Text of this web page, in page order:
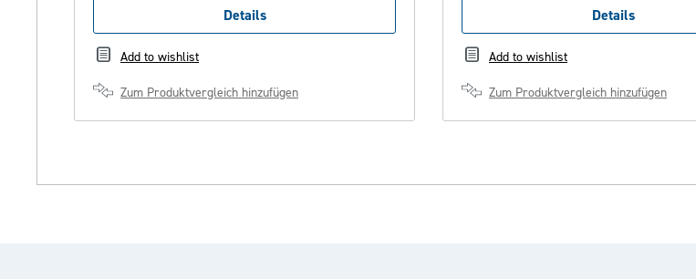
Details
Add to wishlist
Zum Produktvergleich hinzufügen
Details
Add to wishlist
Zum Produktvergleich hinzufügen